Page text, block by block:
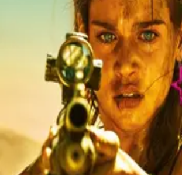
· a product of Boydroid B.V.